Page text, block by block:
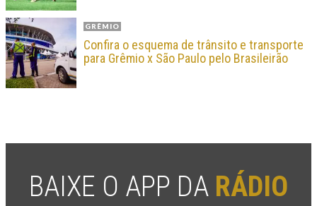
GRÊMIO
Confira o esquema de trânsito e transporte
para Grêmio x São Paulo pelo Brasileirão
BAIXE O APP DA RÁDIO